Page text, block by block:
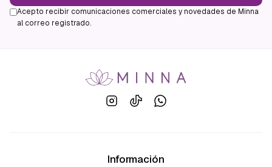
Acepto recibir comunicaciones comerciales y novedades de Minna
al correo registrado.
Información